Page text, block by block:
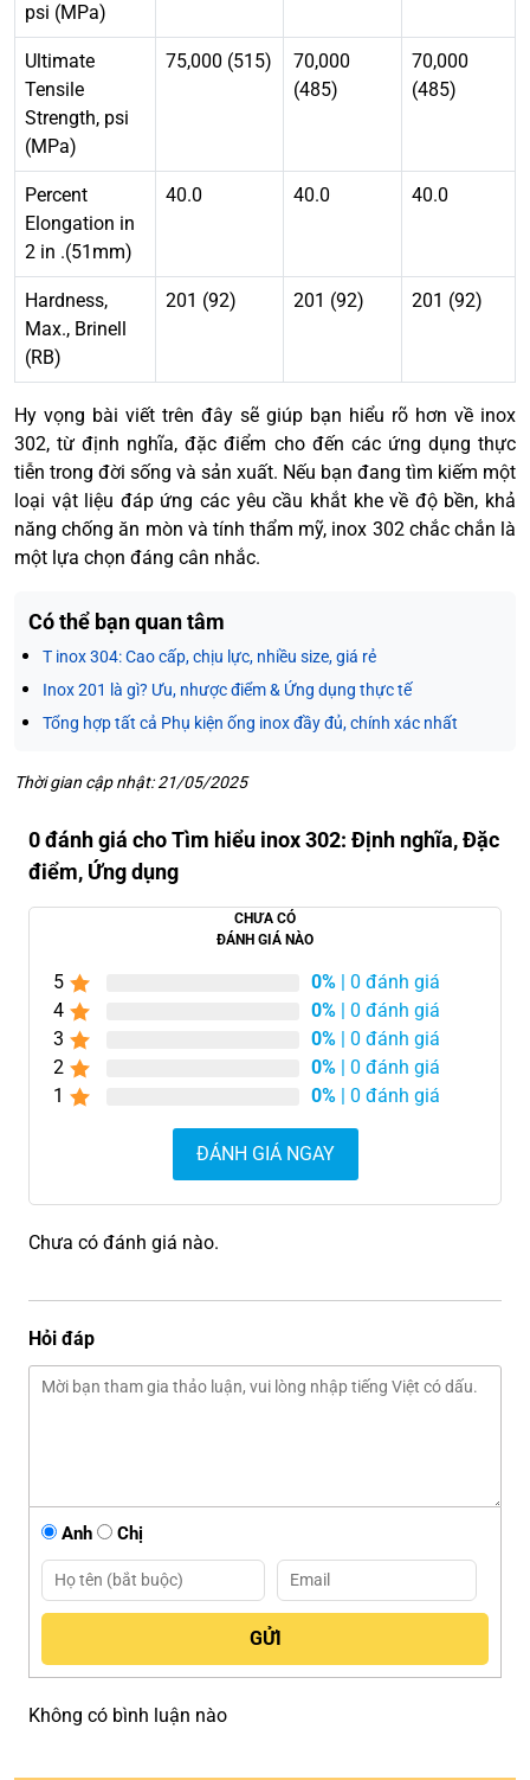
psi (MPa)
Ultimate
Tensile
Strength, psi
(MPa)
75,000 (515)
70,000
(485)
70,000
(485)
Percent
Elongation in
2 in .(51mm)
40.0 40.0 40.0
Hardness,
Max., Brinell
(RB)
201 (92) 201 (92) 201 (92)
Hy vọng bài viết trên đây sẽ giúp bạn hiểu rõ hơn về inox
302, từ định nghĩa, đặc điểm cho đến các ứng dụng thực
tiễn trong đời sống và sản xuất. Nếu bạn đang tìm kiếm một
loại vật liệu đáp ứng các yêu cầu khắt khe về độ bền, khả
năng chống ăn mòn và tính thẩm mỹ, inox 302 chắc chắn là
một lựa chọn đáng cân nhắc.
Có thể bạn quan tâm
T inox 304: Cao cấp, chịu lực, nhiều size, giá rẻ
Inox 201 là gì? Ưu, nhược điểm & Ứng dụng thực tế
Tổng hợp tất cả Phụ kiện ống inox đầy đủ, chính xác nhất
Thời gian cập nhật: 21/05/2025
0 đánh giá cho Tìm hiểu inox 302: Định nghĩa, Đặc
điểm, Ứng dụng
CHƯA CÓ
ĐÁNH GIÁ NÀO
5 0% | 0 đánh giá
4
0% | 0 đánh giá
3
0% | 0 đánh giá
2
0% | 0 đánh giá
1
0% | 0 đánh giá
ĐÁNH GIÁ NGAY
Chưa có đánh giá nào.
Hỏi đáp
Anh Chị
Không có bình luận nào